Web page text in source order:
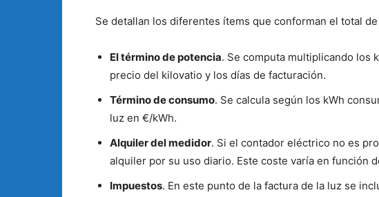
Se detallan los diferentes ítems que conforman el total
El término de potencia. Se computa multiplicando los
precio del kilovatio y los días de facturación.
Término de consumo. Se calcula según los kWh
luz en €/kWh.
Alquiler del medidor. Si el contador eléctrico no es
alquiler por su uso diario. Este coste varía en función
Impuestos. En este punto de la factura de la luz se